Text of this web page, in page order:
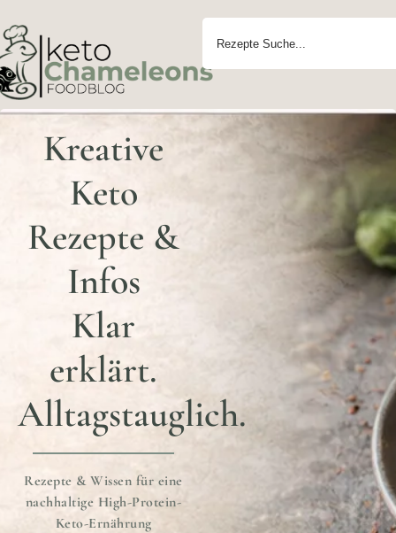
Kreative
Keto
Rezepte &
Infos
Klar
erklärt.
Alltagstauglich.
Rezepte & Wissen für eine
nachhaltige High-Protein-
Keto-Ernährung